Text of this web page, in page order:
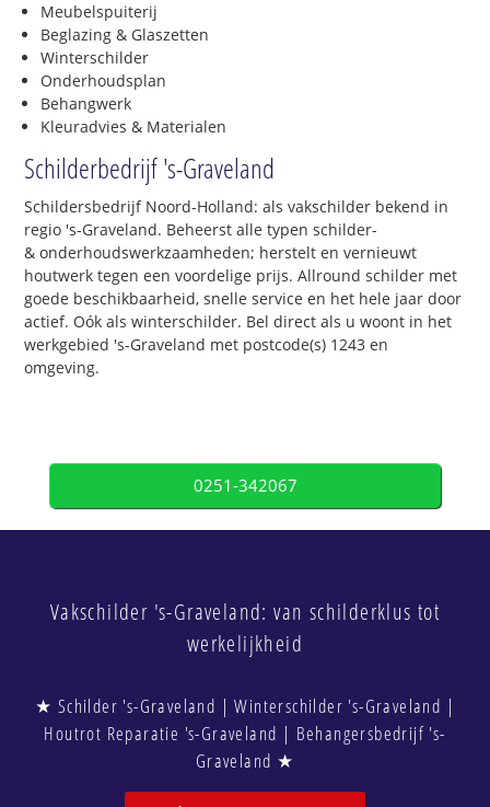
Meubelspuiterij
Beglazing & Glaszetten
Winterschilder
Onderhoudsplan
Behangwerk
Kleuradvies & Materialen
Schilderbedrijf 's-Graveland
Schildersbedrijf Noord-Holland: als vakschilder bekend in
regio 's-Graveland. Beheerst alle typen schilder-
& onderhoudswerkzaamheden; herstelt en vernieuwt
houtwerk tegen een voordelige prijs. Allround schilder met
goede beschikbaarheid, snelle service en het hele jaar door
actief. Oók als winterschilder. Bel direct als u woont in het
werkgebied 's-Graveland met postcode(s) 1243 en
omgeving.
0251-342067
Vakschilder 's-Graveland: van schilderklus tot
werkelijkheid
★ Schilder 's-Graveland | Winterschilder 's-Graveland |
Houtrot Reparatie 's-Graveland | Behangersbedrijf 's-
Graveland ★